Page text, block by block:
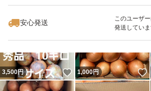
安心発送
このユーザ
発送してい
3,500円 いいね！
1,000円